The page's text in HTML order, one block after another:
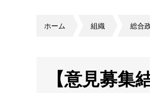
ホーム 組織 総合
【意見募